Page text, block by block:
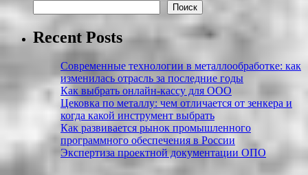
Поиск
Recent Posts
Современные технологии в металлообработке: как
изменилась отрасль за последние годы
Как выбрать онлайн-кассу для ООО
Цековка по металлу: чем отличается от зенкера и
когда какой инструмент выбрать
Как развивается рынок промышленного
программного обеспечения в России
Экспертиза проектной документации ОПО